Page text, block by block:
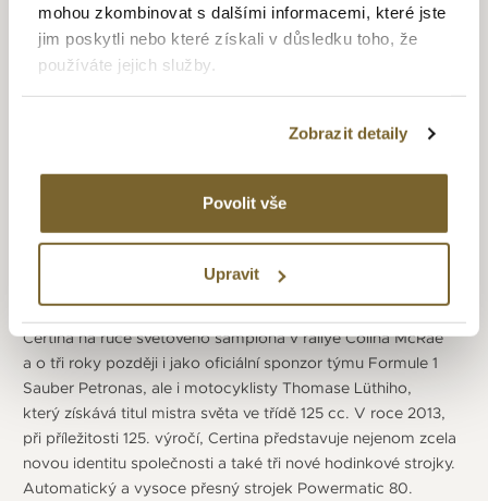
mohou zkombinovat s dalšími informacemi, které jste
jim poskytli nebo které získali v důsledku toho, že
používáte jejich služby.
Zobrazit detaily
Povolit vše
Upravit
záznamu pohybů a zvuků pod mořem), při kterém byla řada
potápěčů vybavena hodinkami Certina DS-2 Super
PH 500M. V roce 1970 se v projektu Tektite II využil model
při které Júičiró Miura sjede z Mount Everestu a nadmořské
která je v roce 1999 přejmenována na Swatch Group Ltd.
Tím se sportovní hodinky Certina se pohybují ve středním
zaměření firmy se projeví v tom že postupně rozšiřuje své
působení v motosportu, kde se v roce 2002 objevují hodinky
Certina na ruce světového šampiona v rallye Colina McRae
a o tři roky později i jako oficiální sponzor týmu Formule 1
Sauber Petronas, ale i motocyklisty Thomase Lüthiho,
který získává titul mistra světa ve třídě 125 cc. V roce 2013,
při příležitosti 125. výročí, Certina představuje nejenom zcela
novou identitu společnosti a také tři nové hodinkové strojky.
Automatický a vysoce přesný strojek Powermatic 80.